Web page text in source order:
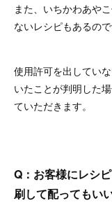
また、いちかわあや
ないレシピもあるの
使用許可を出してい
いたことが判明した
ていただきます。
Q：お客様にレシ
刷して配ってもい